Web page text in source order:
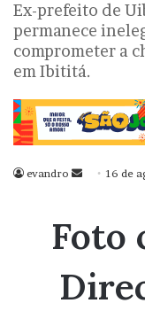
Ex-prefeito de
permanece
comprometer a
em Ibititá.
evandro
Mande
mail
16 de
Foto